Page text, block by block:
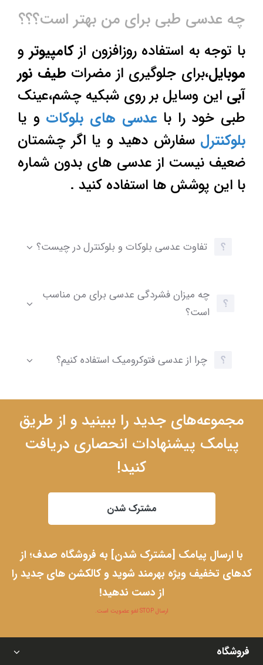
چه عدسی طبی برای من بهتر است؟؟؟
با توجه به استفاده روزافزون ازکامپیوتر و
موبایل،برای جلوگیری از مضرات طیف نور
آبی این وسایل بر روی شبکیه چشم،عینک
طبی خود را باعدسی های بلوکات و یا
بلوکنترل سفارش دهید و یا اگر چشمتان
ضعیف نیست از عدسی های بدون شماره
با این پوشش ها استفاده کنید .
تفاوت عدسی بلوکات و بلوکنترل در چیست؟
چه میزان فشردگی عدسی برای من مناسب
است؟
چرا از عدسی فتوکرومیک استفاده کنیم؟
مجموعه‌های جدید را ببینید و از طریق
پیامک پیشنهادات انحصاری دریافت
کنید!
مشترک شدن
با ارسال پیامک [مشترک شدن] به فروشگاه صدف؛ از
کدهای تخفیف ویژه بهرمند شوید و کالکشن های جدید را
از دست ندهید!
ارسال STOP لغو عضویت است.
فروشگاه